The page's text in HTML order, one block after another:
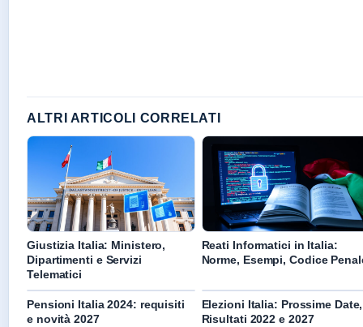
ALTRI ARTICOLI CORRELATI
Giustizia Italia: Ministero,
Dipartimenti e Servizi
Telematici
Reati Informatici in Italia:
Norme, Esempi, Codice
Pensioni Italia 2024: requisiti
e novità 2027
Elezioni Italia: Prossime Date,
Risultati 2022 e 2027